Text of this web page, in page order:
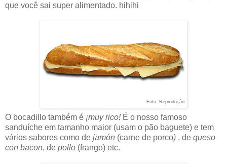
que você sai super alimentado. hihihi
Foto: Reprodução
O bocadillo também é ¡muy rico!É o nosso famoso
sanduíche em tamanho maior (usam o pão baguete) e tem
vários sabores como de jamón (carne de porco) , de queso
con bacon, de pollo (frango) etc.